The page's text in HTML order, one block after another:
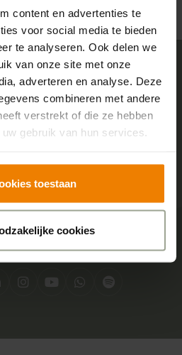
content en advertenties te
voor social media te bieden
te analyseren. Ook delen we
van onze site met onze
adverteren en analyse. Deze
combineren met andere
verstrekt of die ze hebben
gebruik van hun services.
toestaan
cookies
Sensire logo
2
Varsseveld
media
InstagramYouTubeWhatsappSpotify